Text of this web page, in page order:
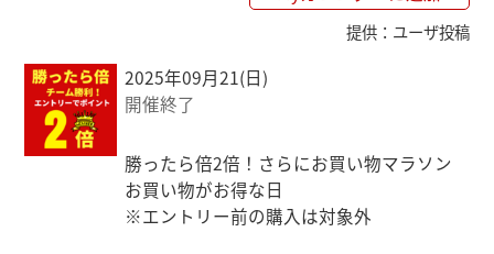
提供： ユーザ投稿
2025年09月21(日)
開催終了
勝ったら倍2倍！さらにお買い物マラソン
お買い物がお得な日
※エントリー前の購入は対象外